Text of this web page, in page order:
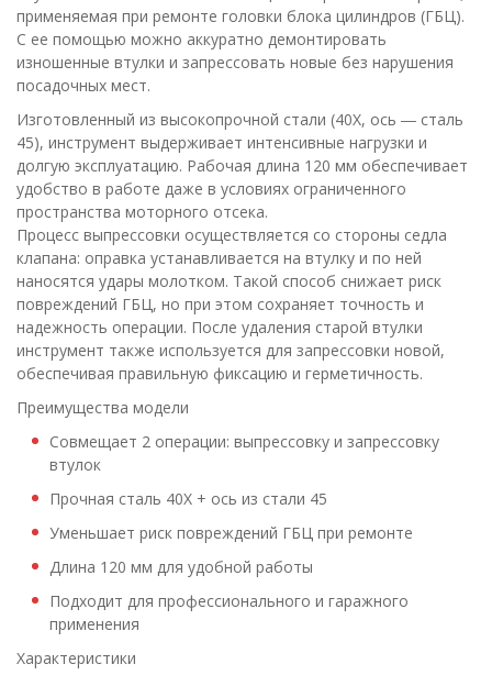
применяемая при ремонте головки блока цилиндров (ГБЦ).
С ее помощью можно аккуратно демонтировать
изношенные втулки и запрессовать новые без нарушения
посадочных мест.
Изготовленный из высокопрочной стали (40Х, ось ― сталь
45), инструмент выдерживает интенсивные нагрузки и
долгую эксплуатацию. Рабочая длина 120 мм обеспечивает
удобство в работе даже в условиях ограниченного
пространства моторного отсека.
Процесс выпрессовки осуществляется со стороны седла
клапана: оправка устанавливается на втулку и по ней
наносятся удары молотком. Такой способ снижает риск
повреждений ГБЦ, но при этом сохраняет точность и
надежность операции. После удаления старой втулки
инструмент также используется для запрессовки новой,
обеспечивая правильную фиксацию и герметичность.
Преимущества модели
Совмещает 2 операции: выпрессовку и запрессовку
втулок
Прочная сталь 40Х + ось из стали 45
Уменьшает риск повреждений ГБЦ при ремонте
Длина 120 мм для удобной работы
Подходит для профессионального и гаражного
применения
Характеристики